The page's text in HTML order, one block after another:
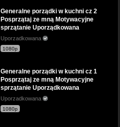
Generalne porządki w kuchni cz 2
Posprzątaj ze mną Motywacyjne
sprzątanie Uporządkowana
Uporzadkowana
1080p
Generalne porządki w kuchni cz 1
Posprzątaj ze mną Motywacyjne
sprzątanie Uporządkowana
Uporzadkowana
1080p